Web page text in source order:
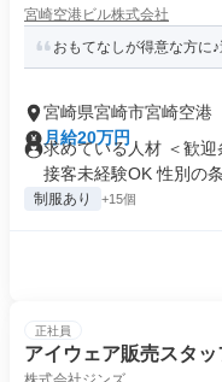
宮崎空港ビル株式会社
おもてなしが得意な方に
宮崎県宮崎市宮崎空港
月給20万円
求めている人材 ＜
接客未経験OK 性別の条
制服あり +15個
正社員
アイウェア販売スタッ